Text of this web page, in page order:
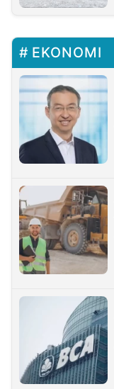
EKONOMI